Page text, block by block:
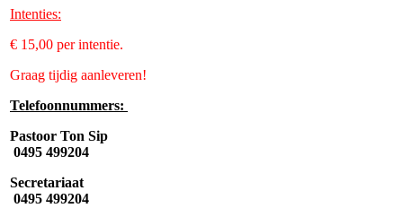
Intenties:
€ 15,00 per intentie.
Graag tijdig aanleveren!
Telefoonnummers:
Pastoor Ton Sip
0495 499204
Secretariaat
0495 499204